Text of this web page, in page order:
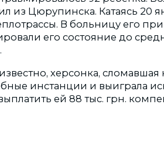
из Цюрупинска. Катаясь 20
В больницу его
его состояние до
херсонка, сломавшая
инстанции и выиграла
ей 88 тыс. грн.